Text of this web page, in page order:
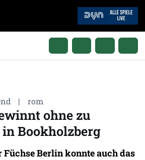
| rom
ohne zu
Bookholzberg
Füchse Berlin konnte auch das